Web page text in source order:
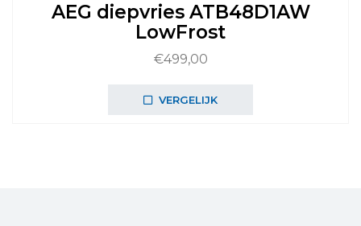
AEG diepvries ATB48D1AW
LowFrost
€499,00
VERGELIJK